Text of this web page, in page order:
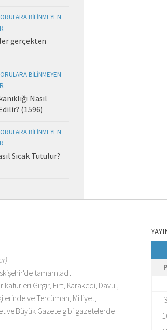
BILINMEYEN
gerçekten
BILINMEYEN
Nasıl
(1596)
BILINMEYEN
Sıcak Tutulur?
tamamladı.
Gırgır, Fırt, Karakedi, Davul,
ve Tercüman, Milliyet,
ve Büyük Gazete gibi gazetelerde
P
3